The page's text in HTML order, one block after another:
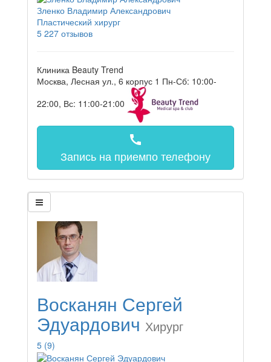
Зленко Владимир Александрович
Пластический хирург
5 227 отзывов
Клиника Beauty Trend
Москва, Лесная ул., 6 корпус 1 Пн-Сб: 10:00-
22:00, Вс: 11:00-21:00
call
Запись на приемпо телефону
Восканян Сергей
Эдуардович Хирург
5 (9)